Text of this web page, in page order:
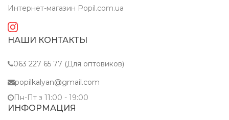
Интернет-магазин Popil.com.ua
НАШИ КОНТАКТЫ
063 227 65 77 (Для оптовиков)
popilkalyan@gmail.com
Пн-Пт з 11:00 - 19:00
ИНФОРМАЦИЯ